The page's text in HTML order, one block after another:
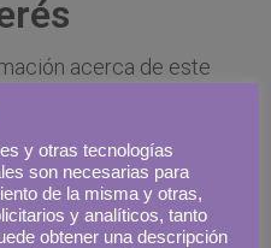
acerca de este
y otras tecnologías
son necesarias para
de la misma y otras,
y analíticos, tanto
obtener una descripción